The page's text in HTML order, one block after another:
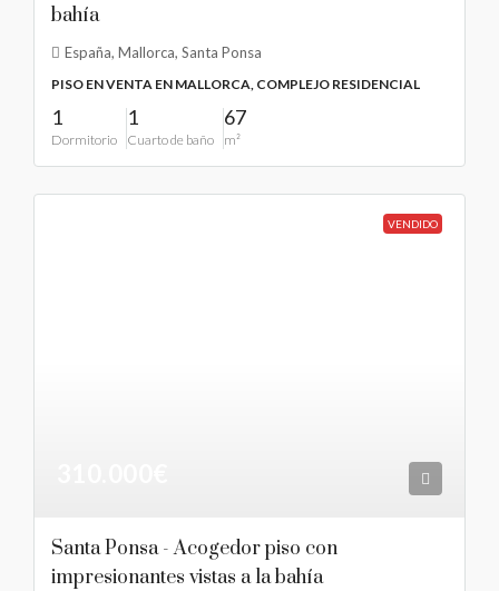
bahía
España, Mallorca, Santa Ponsa
PISO EN VENTA EN MALLORCA, COMPLEJO RESIDENCIAL
1
Dormitorio
1
Cuarto de baño
67
m²
VENDIDO
Santa Ponsa - Acogedor piso con
impresionantes vistas a la bahía